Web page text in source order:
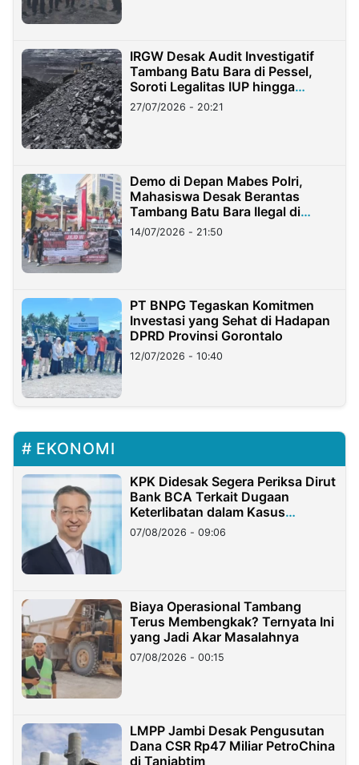
IRGW Desak Audit Investigatif
Tambang Batu Bara di Pessel,
Soroti Legalitas IUP hingga
Stockpile
27/07/2026 - 20:21
Demo di Depan Mabes Polri,
Mahasiswa Desak Berantas
Tambang Batu Bara Ilegal di
Lampung
14/07/2026 - 21:50
PT BNPG Tegaskan Komitmen
Investasi yang Sehat di Hadapan
DPRD Provinsi Gorontalo
12/07/2026 - 10:40
EKONOMI
KPK Didesak Segera Periksa Dirut
Bank BCA Terkait Dugaan
Keterlibatan dalam Kasus
Hilangnya Dana Nasabah Rp2,58
Miliar
07/08/2026 - 09:06
Biaya Operasional Tambang
Terus Membengkak? Ternyata Ini
yang Jadi Akar Masalahnya
07/08/2026 - 00:15
LMPP Jambi Desak Pengusutan
Dana CSR Rp47 Miliar PetroChina
di Tanjabtim